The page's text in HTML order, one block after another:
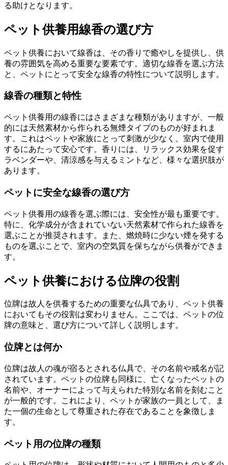
る助けとなります。
ペット供養用線香の選び方
ペット供養において線香は、その香りで癒やしを提供し、供
養の雰囲気を高める重要な要素です。適切な線香を選ぶ方法
と、ペットにとって安全な線香の特性について説明します。
線香の種類と特性
ペット供養用の線香にはさまざまな種類がありますが、一般
的には天然素材から作られる無煙タイプのものが好まれま
す。これはペットや家族にとって刺激が少なく、室内で使用
するにあたって安心です。香りには、リラックス効果を促す
ラベンダーや、清涼感を与えるミントなど、様々な選択肢が
あります。
ペットに安全な線香の選び方
ペット供養用の線香を選ぶ際には、安全性が最も重要です。
特に、化学成分が含まれていない天然素材で作られた線香を
選ぶことが推奨されます。また、燃焼時に少ない煙を発する
ものを選ぶことで、室内の空気質を保ちながら供養ができま
す。
ペット供養における位牌の役割
位牌は故人を供養するための重要な仏具であり、ペット供養
においてもその役割は変わりません。ここでは、ペットの位
牌の意味と、選び方について詳しく説明します。
位牌とは何か
位牌は故人の魂が宿るとされる仏具で、その名前や戒名が記
されています。ペットの位牌も同様に、亡くなったペットの
名前や、オーナーによって与えられた特別な名前を刻むこと
が一般的です。これにより、ペットが家族の一員として、ま
た一個の生命として尊重された存在であることを象徴しま
す。
ペット用の位牌の種類